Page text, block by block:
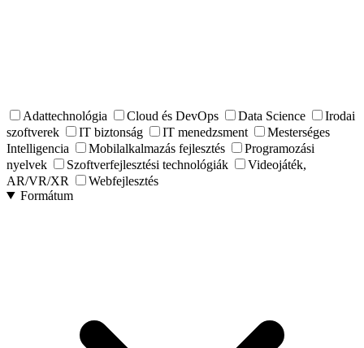
Adattechnológia Cloud és DevOps Data Science
Irodai
szoftverek
IT biztonság IT menedzsment
Mesterséges
Intelligencia
Mobilalkalmazás fejlesztés
Programozási
nyelvek
Szoftverfejlesztési technológiák
Videojáték,
AR/VR/XR
Webfejlesztés
Formátum